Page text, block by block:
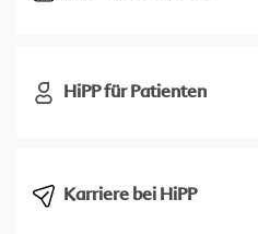
HiPP für Patienten
Karriere bei HiPP